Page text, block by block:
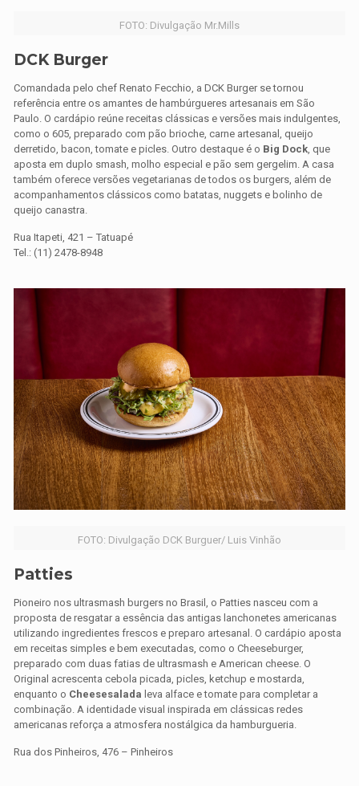
FOTO: Divulgação Mr.Mills
DCK Burger
Comandada pelo chef Renato Fecchio, a DCK Burger se tornou
referência entre os amantes de hambúrgueres artesanais em São
Paulo. O cardápio reúne receitas clássicas e versões mais indulgentes,
como o 605, preparado com pão brioche, carne artesanal, queijo
derretido, bacon, tomate e picles. Outro destaque é o Big Dock , que
aposta em duplo smash, molho especial e pão sem gergelim. A casa
também oferece versões vegetarianas de todos os burgers, além de
acompanhamentos clássicos como batatas, nuggets e bolinho de
queijo canastra.
Rua Itapeti, 421 – Tatuapé
Tel.: (11) 2478-8948
FOTO: Divulgação DCK Burguer/ Luis Vinhão
Patties
Pioneiro nos ultrasmash burgers no Brasil, o Patties nasceu com a
proposta de resgatar a essência das antigas lanchonetes americanas
utilizando ingredientes frescos e preparo artesanal. O cardápio aposta
em receitas simples e bem executadas, como o Cheeseburger,
preparado com duas fatias de ultrasmash e American cheese. O
Original acrescenta cebola picada, picles, ketchup e mostarda,
enquanto o Cheesesalada leva alface e tomate para completar a
combinação. A identidade visual inspirada em clássicas redes
americanas reforça a atmosfera nostálgica da hamburgueria.
Rua dos Pinheiros, 476 – Pinheiros